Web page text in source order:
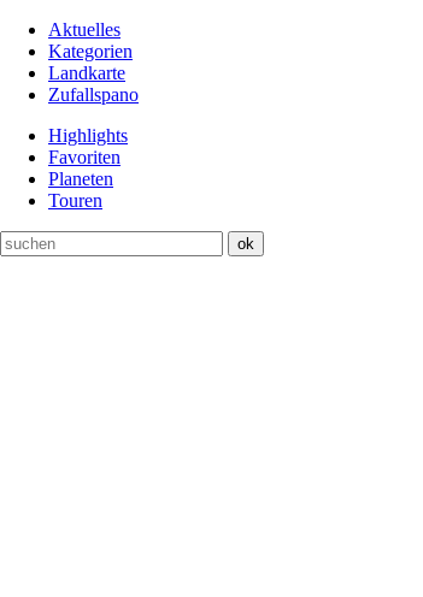
Aktuelles
Kategorien
Landkarte
Zufallspano
Highlights
Favoriten
Planeten
Touren